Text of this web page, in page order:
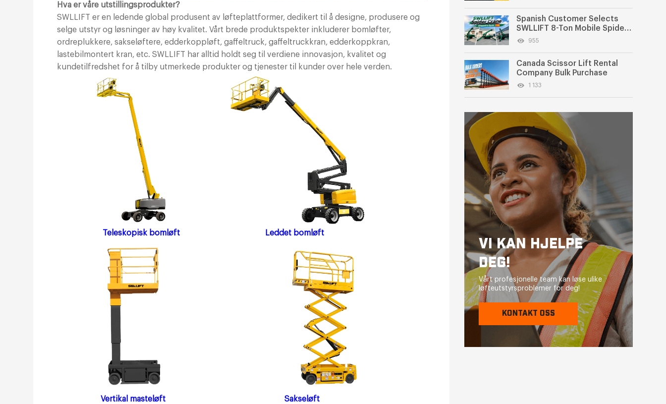
Hva er våre utstillingsprodukter?
SWLLIFT er en ledende global produsent av løfteplattformer, dedikert til å designe, produsere og
selge utstyr og løsninger av høy kvalitet. Vårt brede produktspekter inkluderer bomløfter,
ordreplukkere, sakseløftere, edderkoppløft, gaffeltruck, gaffeltruckkran, edderkoppkran,
lastebilmontert kran, etc. SWLLIFT har alltid holdt seg til verdiene innovasjon, kvalitet og
kundetilfredshet for å tilby utmerkede produkter og tjenester til kunder over hele verden.
Teleskopisk bomløft Leddet bomløft
Vertikal masteløft Sakseløft
Spanish Customer Selects
SWLLIFT 8-Ton Mobile Spider
Crane
955
Canada Scissor Lift Rental
Company Bulk Purchase
1 133
VI KAN HJELPE
DEG!
Vårt profesjonelle team kan løse ulike
løfteutstyrsproblemer for deg!
KONTAKT OSS